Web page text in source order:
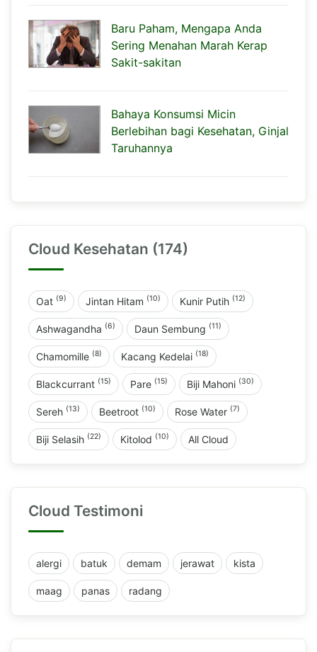
Baru Paham, Mengapa Anda
Sering Menahan Marah Kerap
Sakit-sakitan
Bahaya Konsumsi Micin
Berlebihan bagi Kesehatan, Ginjal
Taruhannya
Cloud Kesehatan (174)
Oat (9) Jintan Hitam (10) Kunir Putih (12)
Ashwagandha (6) Daun Sembung (11)
Chamomille (8) Kacang Kedelai (18)
Blackcurrant (15) Pare (15) Biji Mahoni (30)
Sereh (13) Beetroot (10) Rose Water (7)
Biji Selasih (22) Kitolod (10) All Cloud
Cloud Testimoni
alergi batuk demam jerawat kista
maag panas radang